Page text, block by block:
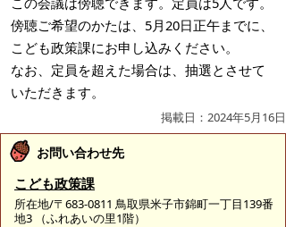
傍聴ご希望のかたは、5月20日正午までに、
こども政策課にお申し込みください。
なお、定員を超えた場合は、抽選とさせて
いただきます。
掲載日：2024年5月16日
お問い合わせ先
こども政策課
所在地/〒683-0811 鳥取県米子市錦町一丁目139番
地3 （ふれあいの里1階）